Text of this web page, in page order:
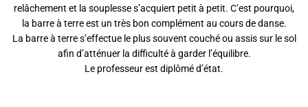
relâchement et la souplesse s’acquiert petit à petit. C’est pourquoi,
la barre à terre est un très bon complément au cours de danse.
La barre à terre s’effectue le plus souvent couché ou assis sur le sol
afin d’atténuer la difficulté à garder l’équilibre.
Le professeur est diplômé d’état.